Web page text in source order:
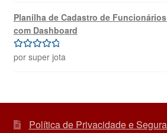
Planilha de Cadastro de
com Dashboard
Avaliação5
por super jota
Política de Privacidade e